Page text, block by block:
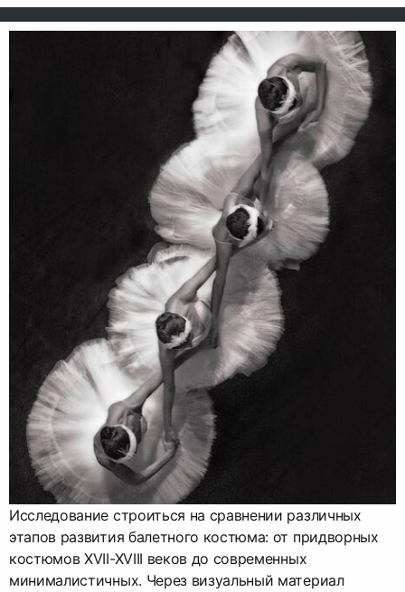
Исследование строиться на сравнении различных
этапов развития балетного костюма: от придворных
костюмов XVII-XVIII веков до современных
минималистичных. Через визуальный материал